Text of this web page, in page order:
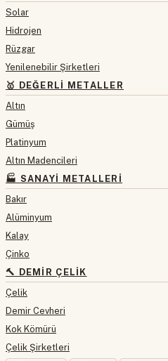
Solar
Hidrojen
Rüzgar
Yenilenebilir Şirketleri
🥇 DEĞERLI METALLER
Altın
Gümüş
Platinyum
Altın Madencileri
🏭 SANAYI METALLERI
Bakır
Alüminyum
Kalay
Çinko
🔨 DEMIR ÇELIK
Çelik
Demir Cevheri
Kok Kömürü
Çelik Şirketleri